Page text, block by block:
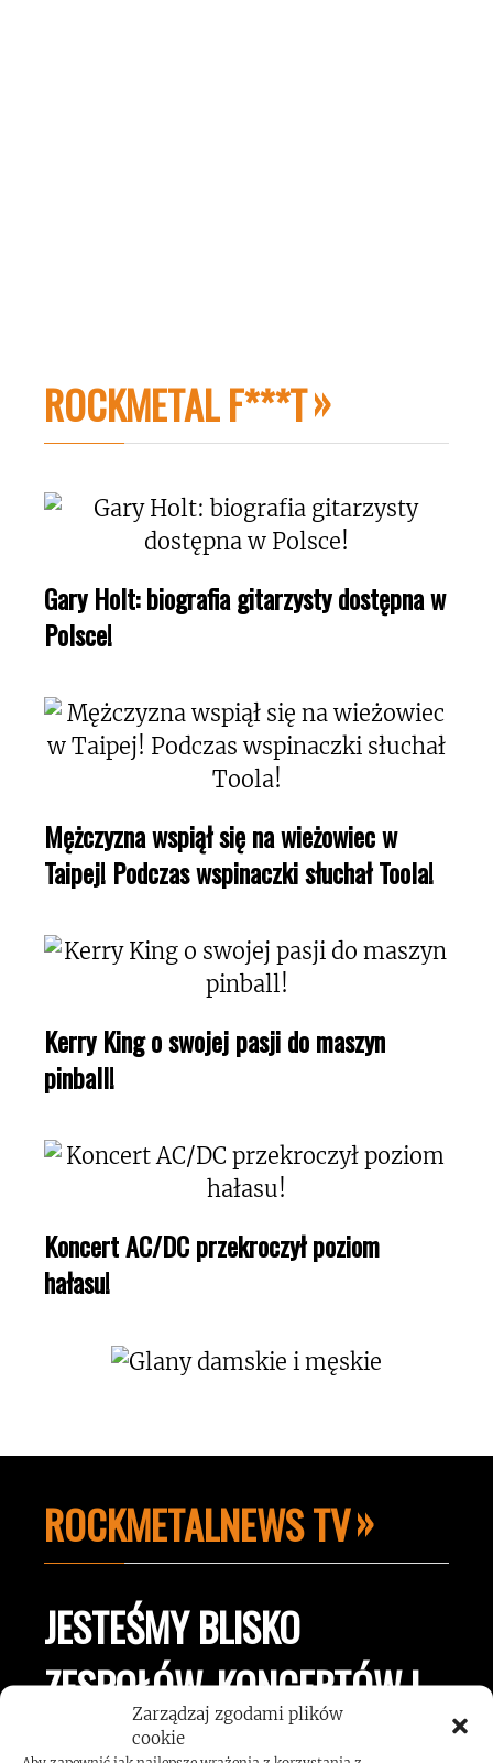
Zarządzaj zgodami plików
cookie
ROCKMETAL F***T
Gary Holt: biografia gitarzysty dostępna w
Polsce!
Mężczyzna wspiął się na wieżowiec w
Taipej! Podczas wspinaczki słuchał Toola!
Kerry King o swojej pasji do maszyn
pinball!
Koncert AC/DC przekroczył poziom
hałasu!
ROCKMETALNEWS TV
JESTEŚMY BLISKO
ZESPOŁÓW, KONCERTÓW I
LUDZI ZWIĄZANYCH Z